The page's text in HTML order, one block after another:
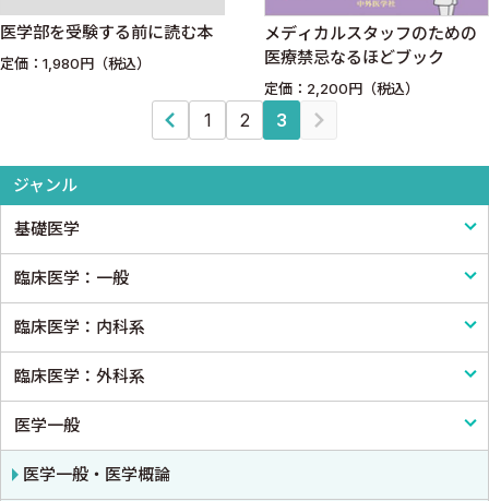
ジャンル
基礎医学
基礎医学一般
解剖学
生理学
免疫学・血清学
公衆衛生学
臨床医学：一般
臨床医学一般
診断・臨床検査
画像医学・放射線医学・核医学
プライマリケア医学・総合診療
臨床医学：内科系
内科学一般
感染症
アレルギー・膠原病・リウマチ
臨床医学：外科系
外科学一般
脳神経外科
医学一般
医学一般・医学概論
医学部を受験する前に読む本
定価：1,980円（税込）
メディカルスタッフのための
医療禁忌なるほどブック
定価：2,200円（税込）
1 2 3